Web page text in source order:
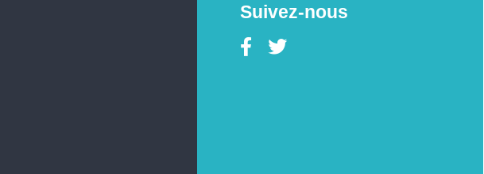
Suivez-nous